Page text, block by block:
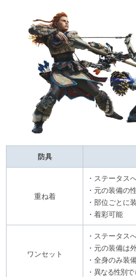
防具
重ね着
・ステータス
・元の装備の
・部位ごとに
・着彩可能
ワンセット
・ステータス
・元の装備は
・全身のみ装
・ 異なる性別で